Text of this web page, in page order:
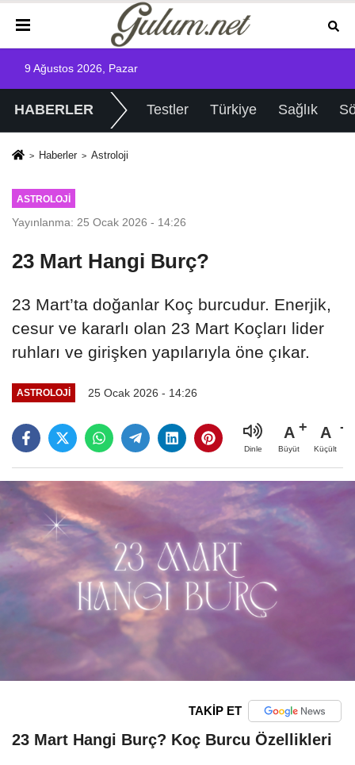
9 Ağustos 2026, Pazar
HABERLER Testler Türkiye Sağlık
Haberler Astroloji
ASTROLOJI
Yayınlanma: 25 Ocak 2026 - 14:26
23 Mart Hangi Burç?
23 Mart’ta doğanlar Koç burcudur. Enerjik,
cesur ve kararlı olan 23 Mart Koçları lider
ruhları ve girişken yapılarıyla öne çıkar.
ASTROLOJI 25 Ocak 2026 - 14:26
Dinle
A
Büyüt
A
Küçült
TAKİP ET
23 Mart Hangi Burç? Koç Burcu Özellikleri